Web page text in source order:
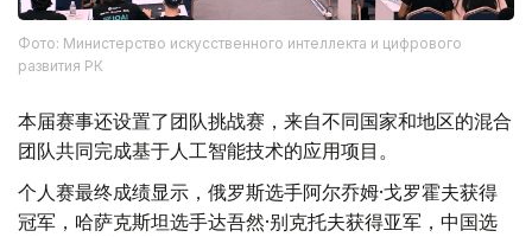
Фото: Министерство искусственного интеллекта и цифрового
развития РК
本届赛事还设置了团队挑战赛，来自不同国家和地区的混合
团队共同完成基于人工智能技术的应用项目。
个人赛最终成绩显示，俄罗斯选手阿尔乔姆·戈罗霍夫获得
冠军，哈萨克斯坦选手达吾然·别克托夫获得亚军，中国选